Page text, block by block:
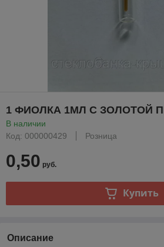
1 ФИОЛКА 1МЛ С ЗОЛОТОЙ
В наличии
Код: 000000429
Розница
0,50 руб.
Купить
Описание